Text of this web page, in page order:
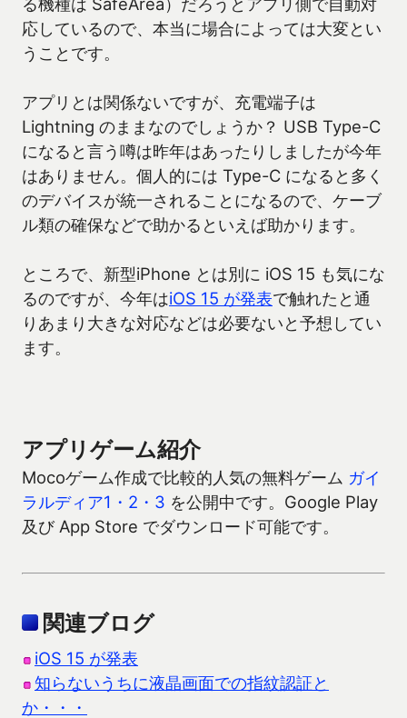
応しているので、本当に場合によっては大変とい
うことです。
アプリとは関係ないですが、充電端子は
Lightning のままなのでしょうか？ USB Type-C
になると言う噂は昨年はあったりしましたが今年
はありません。個人的には Type-C になると多く
のデバイスが統一されることになるので、ケーブ
ル類の確保などで助かるといえば助かります。
ところで、新型iPhone とは別に iOS 15 も気にな
るのですが、今年はiOS 15 が発表で触れたと通
りあまり大きな対応などは必要ないと予想してい
ます。
アプリゲーム紹介
Mocoゲーム作成で比較的人気の無料ゲーム ガイ
ラルディア1・2・3 を公開中です。Google Play
及び App Store でダウンロード可能です。
関連ブログ
iOS 15 が発表
知らないうちに液晶画面での指紋認証と
か・・・